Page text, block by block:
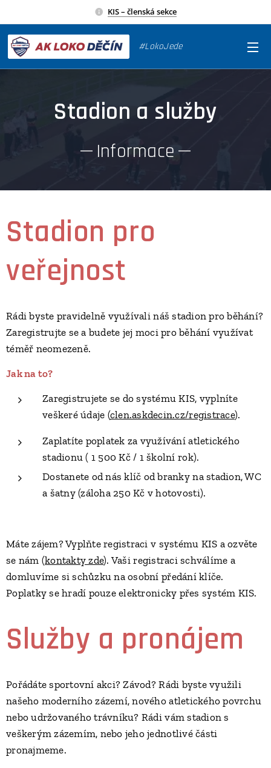
KIS – členská sekce
#LokoJede
Stadion a služby
Informace
Stadion pro
veřejnost
Rádi byste pravidelně využívali náš stadion pro běhání?
Zaregistrujte se a budete jej moci pro běhání využívat
téměř neomezeně. ​
Jak na to?
Zaregistrujete se do systému KIS, vyplníte
veškeré údaje (clen.askdecin.cz/registrace).
Zaplatíte poplatek za využívání atletického
stadionu ( 1 500 Kč / 1 školní rok).
Dostanete od nás klíč od branky na stadion, WC
a šatny (záloha 250 Kč v hotovosti).
Máte zájem? Vyplňte registraci v systému KIS a ozvěte
se nám (kontakty zde). Vaši registraci schválíme a
domluvíme si schůzku na osobní předání klíče.
Poplatky se hradí pouze elektronicky přes systém KIS.
Služby a pronájem
Pořádáte sportovní akci? Závod? Rádi byste využili
našeho moderního zázemí, nového atletického povrchu
neboudržovaného trávníku? Rádi vám stadion s
veškerým zázemím, nebo jeho jednotlivé části
pronajmeme.